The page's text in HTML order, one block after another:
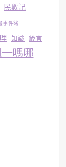
民數記
事件簿
知識 箴言
嗎哪